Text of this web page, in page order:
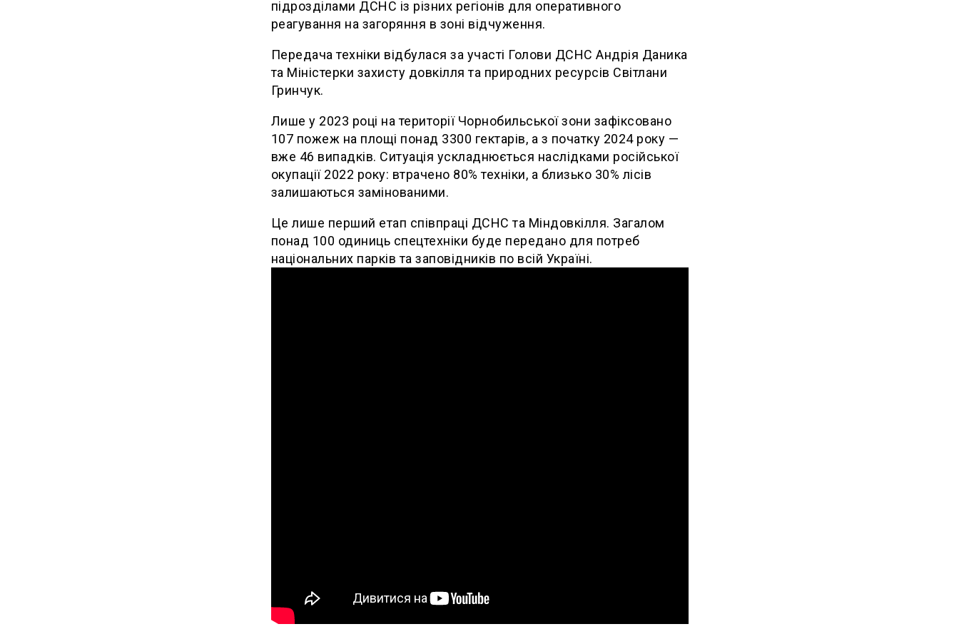
підрозділами ДСНС із різних регіонів для оперативного
реагування на загоряння в зоні відчуження.
Передача техніки відбулася за участі Голови ДСНС Андрія Даника
та Міністерки захисту довкілля та природних ресурсів Світлани
Гринчук.
Лише у 2023 році на території Чорнобильської зони зафіксовано
107 пожеж на площі понад 3300 гектарів, а з початку 2024 року —
вже 46 випадків. Ситуація ускладнюється наслідками російської
окупації 2022 року: втрачено 80% техніки, а близько 30% лісів
залишаються замінованими.
Це лише перший етап співпраці ДСНС та Міндовкілля. Загалом
понад 100 одиниць спецтехніки буде передано для потреб
національних парків та заповідників по всій Україні.